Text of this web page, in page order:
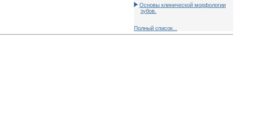
Основы клинической морфологии
зубов.
Полный список...